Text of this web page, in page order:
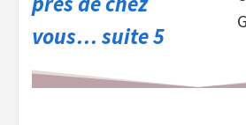
vous… suite 5